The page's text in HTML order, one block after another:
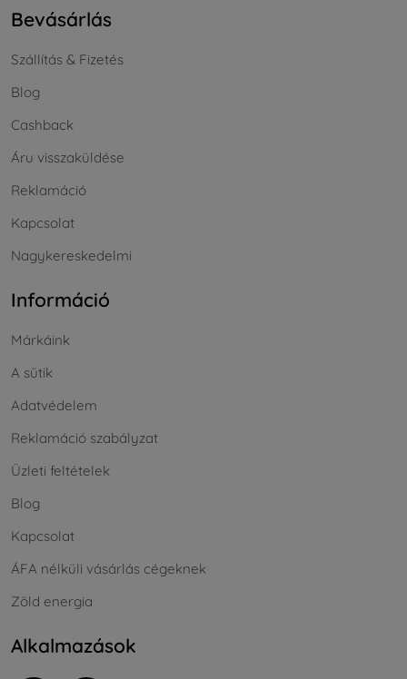
Bevásárlás
Szállítás & Fizetés
Blog
Cashback
Áru visszaküldése
Reklamáció
Kapcsolat
Nagykereskedelmi
Információ
Márkáink
A sütik
Adatvédelem
Reklamáció szabályzat
Üzleti feltételek
Blog
Kapcsolat
ÁFA nélküli vásárlás cégeknek
Zöld energia
Alkalmazások